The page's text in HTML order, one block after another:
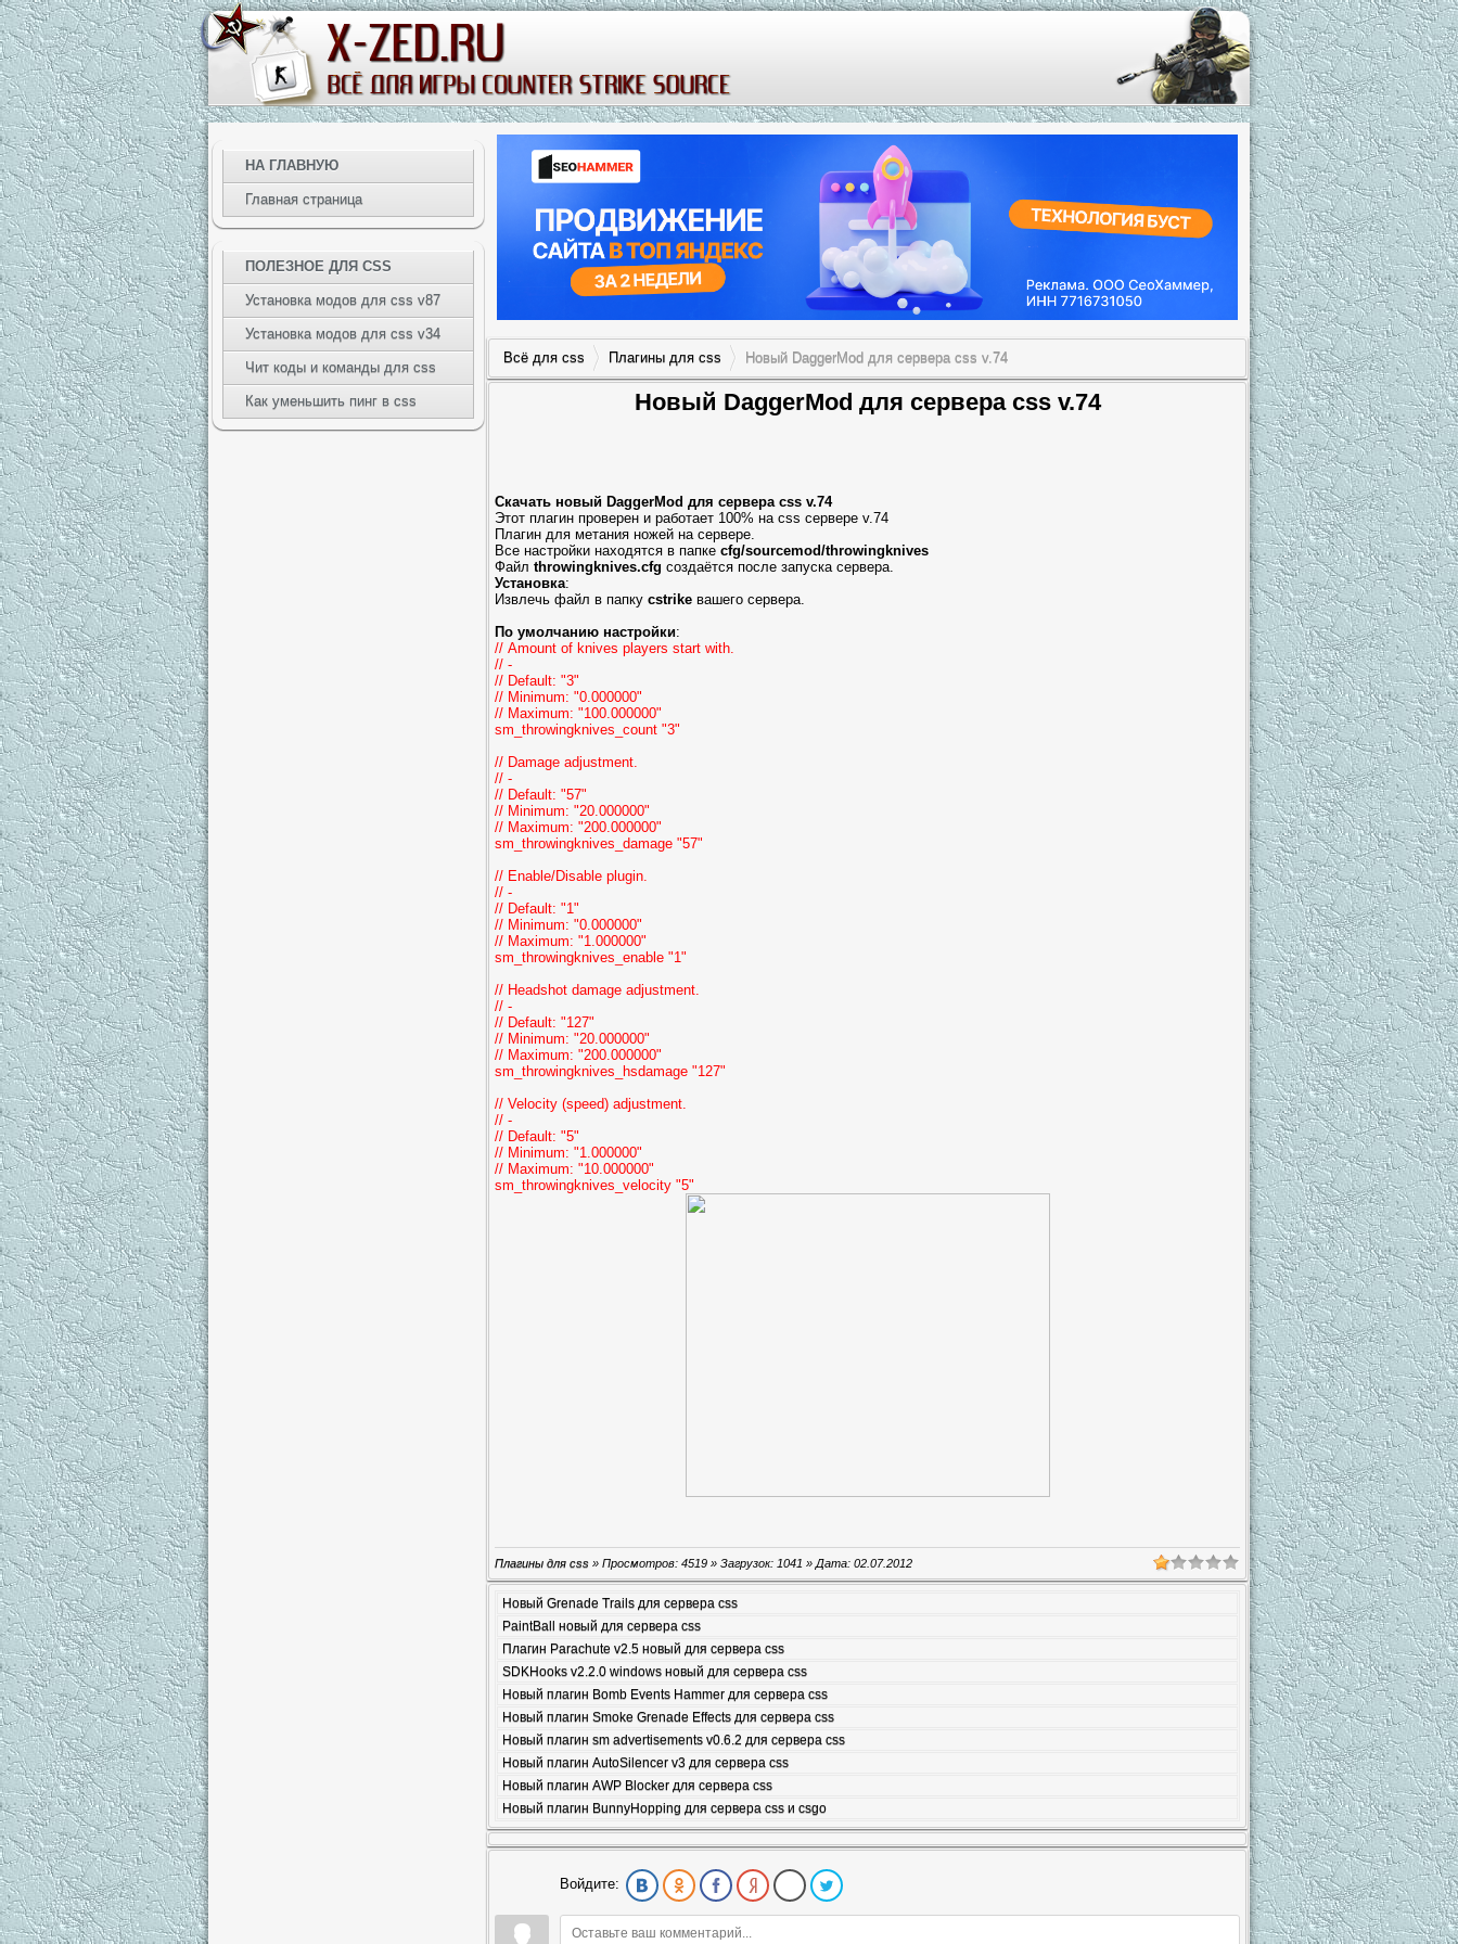
Всё для css Плагины для css Новый DaggerMod для сервера css v.74
Новый DaggerMod для сервера css v.74
Скачать новый DaggerMod для сервера css v.74
Этот плагин проверен и работает 100% на css сервере v.74
Плагин для метания ножей на сервере.
Все настройки находятся в папке cfg/sourcemod/throwingknives
Файл throwingknives.cfg создаётся после запуска сервера.
Установка:
Извлечь файл в папку cstrike вашего сервера.
По умолчанию настройки:
// Amount of knives players start with.
// -
// Default: "3"
// Minimum: "0.000000"
// Maximum: "100.000000"
sm_throwingknives_count "3"
// Damage adjustment.
// -
// Default: "57"
// Minimum: "20.000000"
// Maximum: "200.000000"
sm_throwingknives_damage "57"
// Enable/Disable plugin.
// -
// Default: "1"
// Minimum: "0.000000"
// Maximum: "1.000000"
sm_throwingknives_enable "1"
// Headshot damage adjustment.
// -
// Default: "127"
// Minimum: "20.000000"
// Maximum: "200.000000"
sm_throwingknives_hsdamage "127"
// Velocity (speed) adjustment.
// -
// Default: "5"
// Minimum: "1.000000"
// Maximum: "10.000000"
sm_throwingknives_velocity "5"
Плагины для css » Просмотров: 4519 » Загрузок: 1041 » Дата: 02.07.2012
Новый Grenade Trails для сервера css
PaintBall новый для сервера css
Плагин Parachute v2.5 новый для сервера css
SDKHooks v2.2.0 windows новый для сервера css
Новый плагин Bomb Events Hammer для сервера css
Новый плагин Smoke Grenade Effects для сервера css
Новый плагин sm advertisements v0.6.2 для сервера css
Новый плагин AutoSilencer v3 для сервера css
Новый плагин AWP Blocker для сервера css
Новый плагин BunnyHopping для сервера css и csgo
Войдите:
НА ГЛАВНУЮ
Главная страница
ПОЛЕЗНОЕ ДЛЯ CSS
Установка модов для css v87
Установка модов для css v34
Чит коды и команды для css
Как уменьшить пинг в css